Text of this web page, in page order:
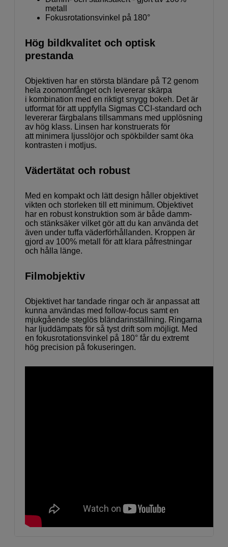
metall
Fokusrotationsvinkel på 180°
Hög bildkvalitet och optisk
prestanda
Objektiven har en största bländare på T2 genom
hela zoomomfånget och levererar skärpa
i kombination med en riktigt snygg bokeh. Det är
utformat för att uppfylla Sigmas CCI-standard och
levererar färgbalans tillsammans med upplösning
av hög klass. Linsen har konstruerats för
att minimera ljusslöjor och spökbilder samt öka
kontrasten i motljus.
Vädertätat och robust
Med en kompakt och lätt design håller objektivet
vikten och storleken till ett minimum. Objektivet
har en robust konstruktion som är både damm-
och stänksäker vilket gör att du kan använda det
även under tuffa väderförhållanden. Kroppen är
gjord av 100% metall för att klara påfrestningar
och hålla länge.
Filmobjektiv
Objektivet har tandade ringar och är anpassat att
kunna användas med follow-focus samt en
mjukgående steglös bländarinställning. Ringarna
har ljuddämpats för så tyst drift som möjligt. Med
en fokusrotationsvinkel på 180° får du extremt
hög precision på fokuseringen.